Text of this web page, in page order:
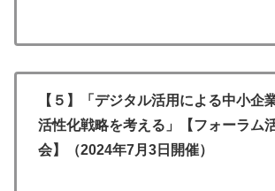
【５】「デジタル活用による中小企
活性化戦略を考える」【フォーラム
会】（2024年7月3日開催）